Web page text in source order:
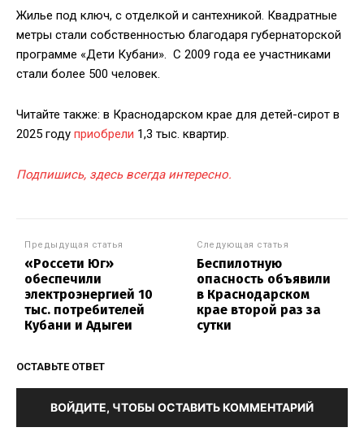
Жилье под ключ, с отделкой и сантехникой. Квадратные
метры стали собственностью благодаря губернаторской
программе «Дети Кубани». С 2009 года ее участниками
стали более 500 человек.
Читайте также: в Краснодарском крае для детей-сирот в
2025 году приобрели 1,3 тыс. квартир.
Подпишись, здесь всегда интересно.
Предыдущая статья
«Россети Юг»
обеспечили
электроэнергией 10
тыс. потребителей
Кубани и Адыгеи
Следующая статья
Беспилотную
опасность объявили
в Краснодарском
крае второй раз за
сутки
ОСТАВЬТЕ ОТВЕТ
ВОЙДИТЕ, ЧТОБЫ ОСТАВИТЬ КОММЕНТАРИЙ